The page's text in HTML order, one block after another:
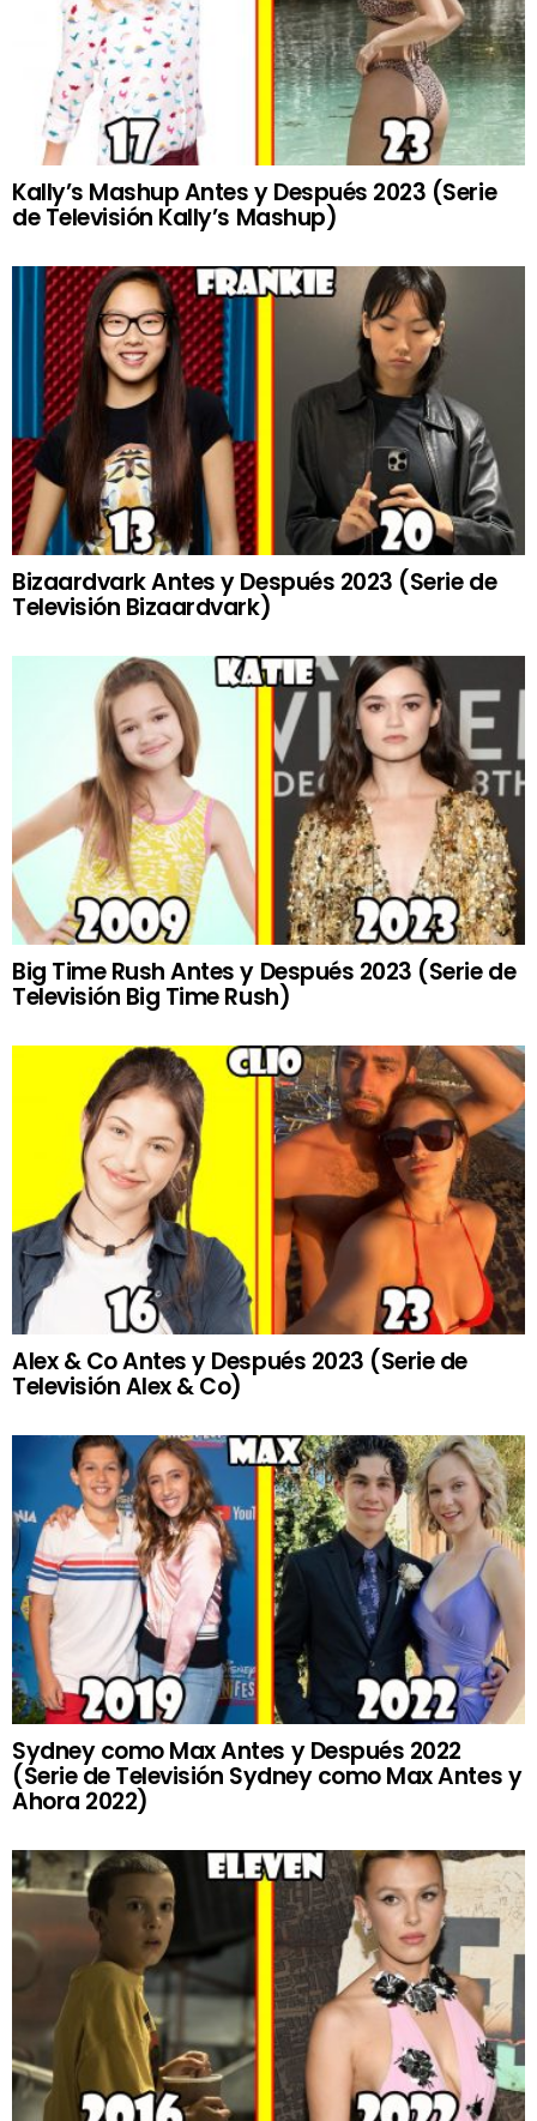
Kally’s Mashup Antes y Después 2023 (Serie
de Televisión Kally’s Mashup)
Bizaardvark Antes y Después 2023 (Serie de
Televisión Bizaardvark)
Big Time Rush Antes y Después 2023 (Serie de
Televisión Big Time Rush)
Alex & Co Antes y Después 2023 (Serie de
Televisión Alex & Co)
Sydney como Max Antes y Después 2022
(Serie de Televisión Sydney como Max Antes y
Ahora 2022)